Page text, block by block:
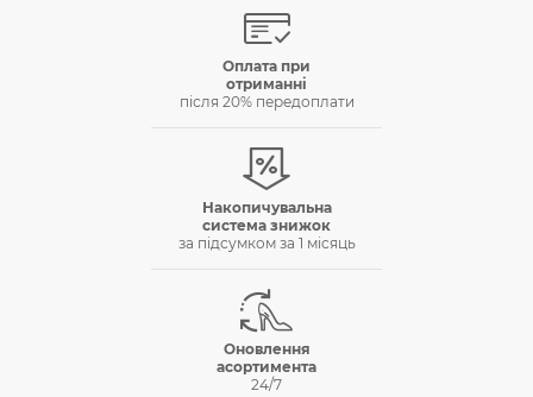
Оплата при
отриманнi
пiсля 20% передоплати
Накопичувальна
система знижок
за пiдсумком за 1 мiсяць
Оновлення
асортимента
24/7